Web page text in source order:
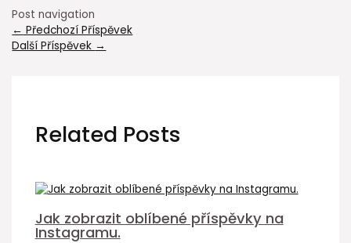
Post navigation
← Předchozí Příspěvek
Další Příspěvek →
Related Posts
Jak zobrazit oblíbené příspěvky na
Instagramu.